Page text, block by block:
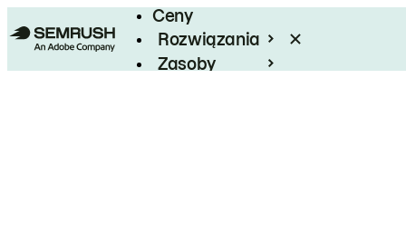
Ceny
Rozwiązania
Zasoby